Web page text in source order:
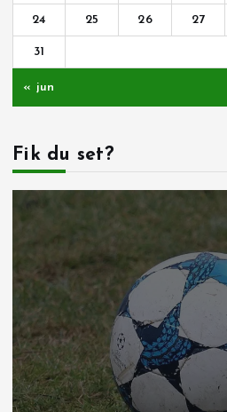
24 25 26 27
31
« jun
Fik du set?